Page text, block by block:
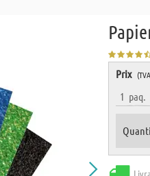
Prix
1 paq.